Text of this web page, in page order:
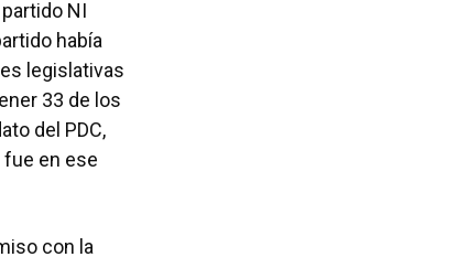
NI
había
legislativas
33 de los
del PDC,
fue en ese
con la